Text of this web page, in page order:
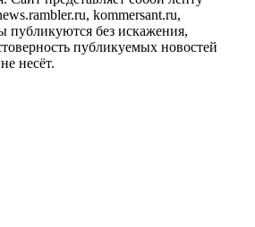
kommersant.ru,
публикуются без искажения,
публикуемых новостей
несёт.